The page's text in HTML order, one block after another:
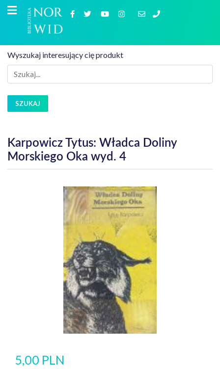
Wyszukaj interesujący cię produkt
SZUKAJ
Karpowicz Tytus: Władca Doliny
Morskiego Oka wyd. 4
5,00 PLN